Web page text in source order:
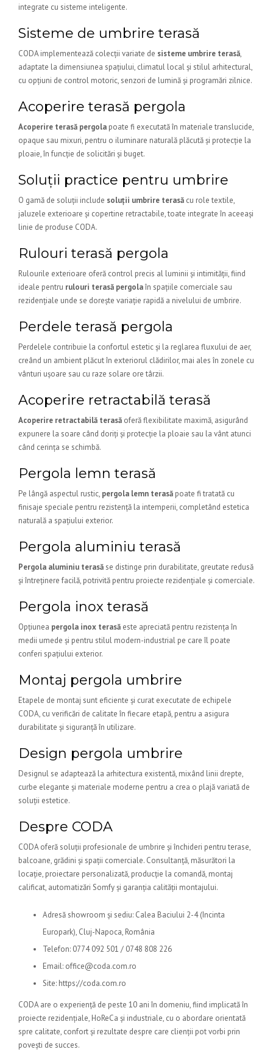
integrate cu sisteme inteligente.
Sisteme de umbrire terasă
CODA implementează colecții variate de sisteme umbrire terasă,
adaptate la dimensiunea spațiului, climatul local și stilul arhitectural,
cu opțiuni de control motoric, senzori de lumină și programări zilnice.
Acoperire terasă pergola
Acoperire terasă pergola poate fi executată în materiale translucide,
opaque sau mixuri, pentru o iluminare naturală plăcută și protecție la
ploaie, în funcție de solicitări și buget.
Soluții practice pentru umbrire
O gamă de soluții include soluții umbrire terasă cu role textile,
jaluzele exterioare și copertine retractabile, toate integrate în aceeași
linie de produse CODA.
Rulouri terasă pergola
Rulourile exterioare oferă control precis al luminii și intimității, fiind
ideale pentru rulouri terasă pergolaîn spațiile comerciale sau
rezidențiale unde se dorește variație rapidă a nivelului de umbrire.
Perdele terasă pergola
Perdelele contribuie la confortul estetic și la reglarea fluxului de aer,
creând un ambient plăcut în exteriorul clădirilor, mai ales în zonele cu
vânturi ușoare sau cu raze solare ore târzii.
Acoperire retractabilă terasă
Acoperire retractabilă terasă oferă flexibilitate maximă, asigurând
expunere la soare când doriți și protecție la ploaie sau la vânt atunci
când cerința se schimbă.
Pergola lemn terasă
Pe lângă aspectul rustic, pergola lemn terasă poate fi tratată cu
finisaje speciale pentru rezistență la intemperii, completând estetica
naturală a spațiului exterior.
Pergola aluminiu terasă
Pergola aluminiu terasăse distinge prin durabilitate, greutate redusă
și întreținere facilă, potrivită pentru proiecte rezidențiale și comerciale.
Pergola inox terasă
Opțiunea pergola inox terasă este apreciată pentru rezistența în
medii umede și pentru stilul modern-industrial pe care îl poate
conferi spațiului exterior.
Montaj pergola umbrire
Etapele de montaj sunt eficiente și curat executate de echipele
CODA, cu verificări de calitate în fiecare etapă, pentru a asigura
durabilitate și siguranță în utilizare.
Design pergola umbrire
Designul se adaptează la arhitectura existentă, mixând linii drepte,
curbe elegante și materiale moderne pentru a crea o plajă variată de
soluții estetice.
Despre CODA
CODA oferă soluții profesionale de umbrire și închideri pentru terase,
balcoane, grădini și spații comerciale. Consultanță, măsurători la
locație, proiectare personalizată, producție la comandă, montaj
calificat, automatizări Somfy și garanția calității montajului.
Adresă showroom și sediu: Calea Baciului 2-4 (Incinta
Europark), Cluj-Napoca, România
Telefon: 0774 092 501 / 0748 808 226
Email: office@coda.com.ro
Site: https://coda.com.ro
CODA are o experiență de peste 10 ani în domeniu, fiind implicată în
proiecte rezidențiale, HoReCa și industriale, cu o abordare orientată
spre calitate, confort și rezultate despre care clienții pot vorbi prin
povești de succes.